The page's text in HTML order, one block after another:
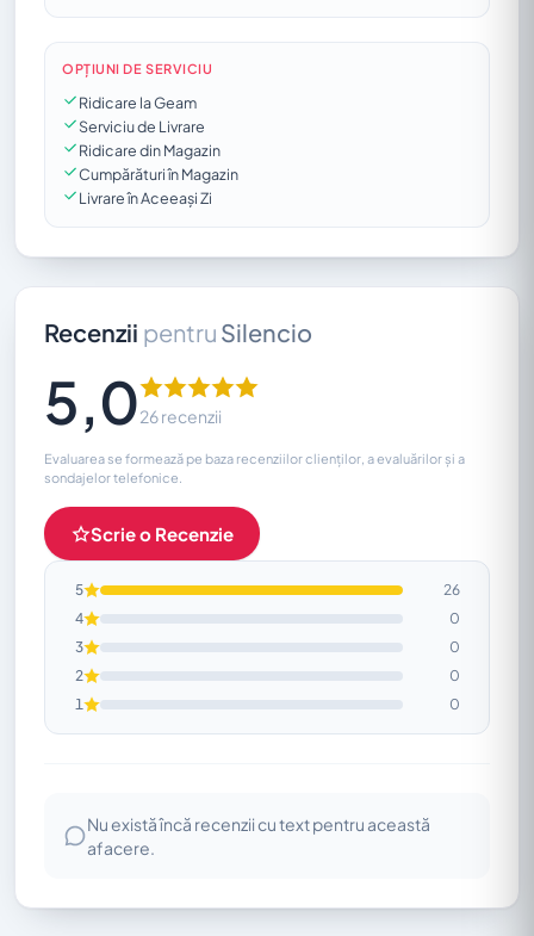
OPȚIUNI DE SERVICIU
Ridicare la Geam
Serviciu de Livrare
Ridicare din Magazin
Cumpărături în Magazin
Livrare în Aceeași Zi
Recenzii pentru Silencio
5,026 recenzii
Evaluarea se formează pe baza recenziilor clienților, a evaluărilor și a
sondajelor telefonice.
Scrie o Recenzie
5
26
4
0
3
0
2
0
1
0
Nu există încă recenzii cu text pentru această
afacere.